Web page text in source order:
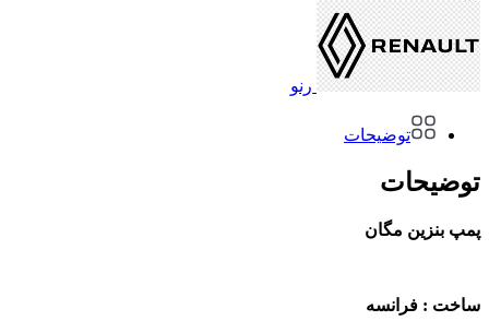
رنو
توضیحات
توضیحات
پمپ بنزین مگان
ساخت : فرانسه